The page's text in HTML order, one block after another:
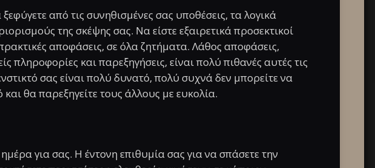
από τις συνηθισμένες σας υποθέσεις, τα λογικά
της σκέψης σας. Να είστε εξαιρετικά προσεκτικοί
αποφάσεις, σε όλα ζητήματα. Λάθος αποφάσεις,
πληροφορίες και παρεξηγήσεις, είναι πολύ πιθανές αυτές τις
σας είναι πολύ δυνατό, πολύ συχνά δεν μπορείτε να
και θα παρεξηγείτε τους άλλους με ευκολία.
για σας. Η έντονη επιθυμία σας για να σπάσετε την